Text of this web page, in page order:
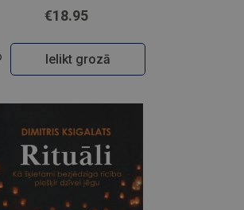
€18.95
Ielikt grozā